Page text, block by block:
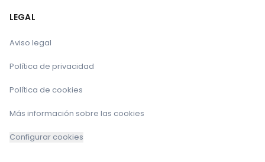
LEGAL
Aviso legal
Política de privacidad
Política de cookies
Más información sobre las cookies
Configurar cookies